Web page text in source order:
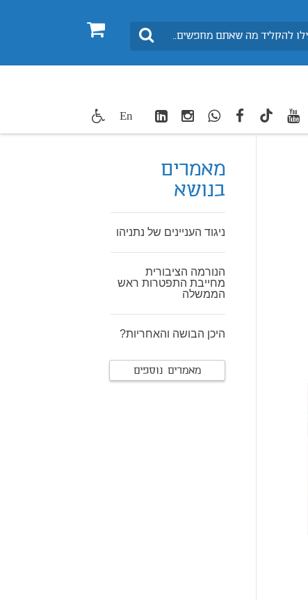
0 חיפוש
twitter
youtube
TikTok
facebook
WhatsApp
Instagram
LinkedIn
En
מאמרים
בנושא
ניגוד העניינים של נתניהו
הנורמה הציבורית
מחייבת התפטרות ראש
הממשלה
היכן הבושה והאחריות?
מאמרים נוספים